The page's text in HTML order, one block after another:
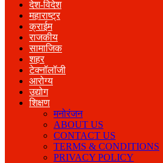
देश-विदेश
महाराष्ट्र
क्राईम
राजकीय
सामाजिक
शहर
टेक्नॉलॉजी
आरोग्य
उद्योग
शिक्षण
मनोरंजन
ABOUT US
CONTACT US
TERMS & CONDITIONS
PRIVACY POLICY